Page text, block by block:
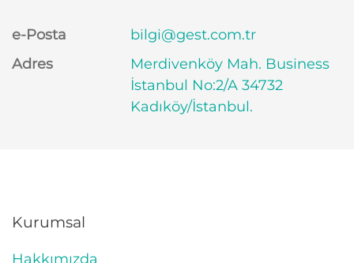
e-Posta
bilgi@gest.com.tr
Adres
Merdivenköy Mah. Business
İstanbul No:2/A 34732
Kadıköy/İstanbul.
Kurumsal
Hakkımızda